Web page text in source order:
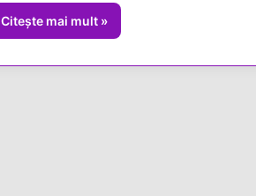
Citește mai mult »